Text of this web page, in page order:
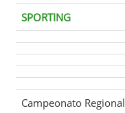
SPORTING
Campeonato Regional